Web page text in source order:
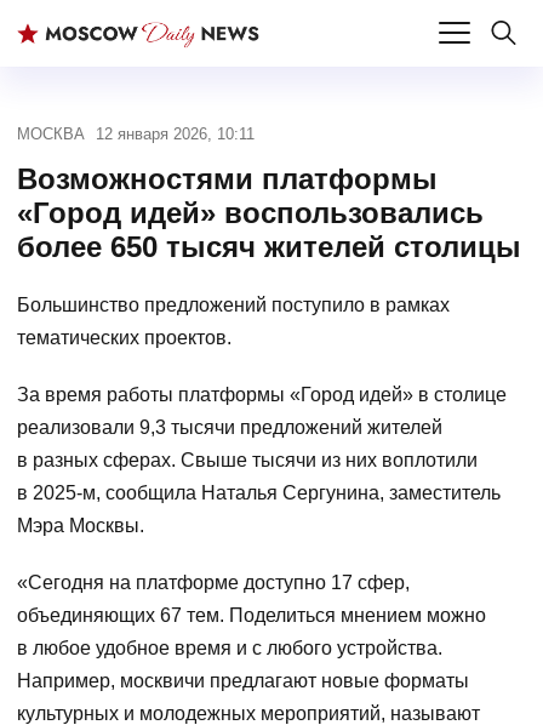
МОСКВА 12 января 2026, 10:11
Возможностями платформы
«Город идей» воспользовались
более 650 тысяч жителей столицы
Большинство предложений поступило в рамках
тематических проектов.
За время работы платформы «Город идей» в столице
реализовали 9,3 тысячи предложений жителей
в разных сферах. Свыше тысячи из них воплотили
в 2025-м, сообщила Наталья Сергунина, заместитель
Мэра Москвы.
«Сегодня на платформе доступно 17 сфер,
объединяющих 67 тем. Поделиться мнением можно
в любое удобное время и с любого устройства.
Например, москвичи предлагают новые форматы
культурных и молодежных мероприятий, называют